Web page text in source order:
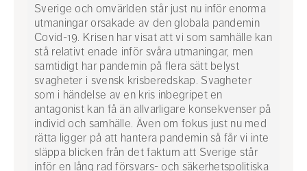
Sverige och omvärlden står just nu inför enorma
utmaningar orsakade av den globala pandemin
Covid-19. Krisen har visat att vi som samhälle kan
stå relativt enade inför svåra utmaningar, men
samtidigt har pandemin på flera sätt belyst
svagheter i svensk krisberedskap. Svagheter
som i händelse av en kris inbegripet en
antagonist kan få än allvarligare konsekvenser på
individ och samhälle. Även om fokus just nu med
rätta ligger på att hantera pandemin så får vi inte
släppa blicken från det faktum att Sverige står
inför en lång rad försvars- och säkerhetspolitiska